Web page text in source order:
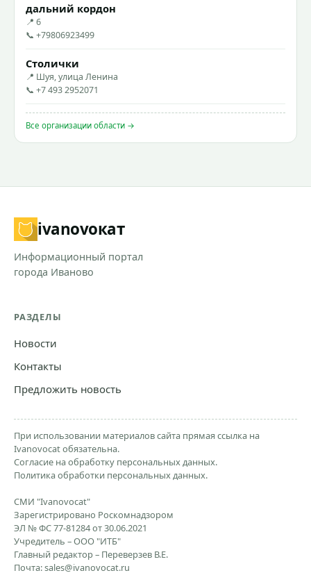
дальний кордон
📍 6
📞 +79806923499
Столички
📍 Шуя, улица Ленина
📞 +7 493 2952071
Все организации области →
ivanovoкат
Информационный портал
города Иваново
РАЗДЕЛЫ
Новости
Контакты
Предложить новость
При использовании материалов сайта прямая ссылка на
Ivanovocat обязательна.
Согласие на обработку персональных данных.
Политика обработки персональных данных.
СМИ "Ivanovocat"
Зарегистрировано Роскомнадзором
ЭЛ № ФС 77-81284 от 30.06.2021
Учредитель – ООО "ИТБ"
Главный редактор – Переверзев В.Е.
Почта:sales@ivanovocat.ru